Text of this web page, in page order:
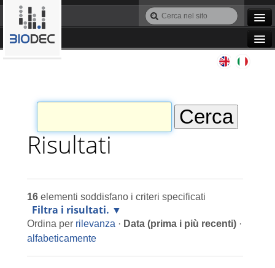
Cerca
nel
Ricerca
Automazione
Bioinformatica
Progettazione
Programmazione
Risultati
16 elementi soddisfano i criteri specificati
Filtra i risultati.
Ordina per rilevanza · Data (prima i più recenti) ·
alfabeticamente